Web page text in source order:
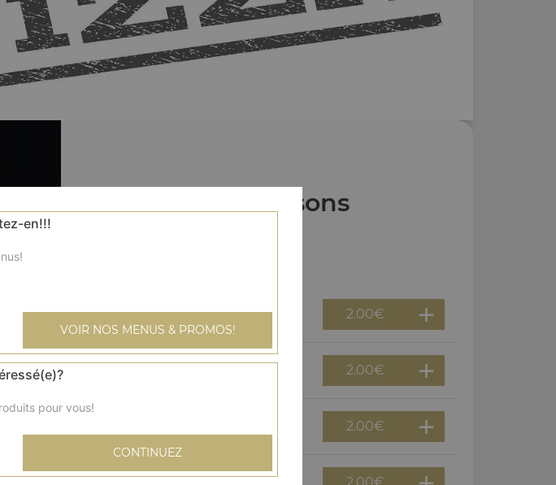
Nos Boissons
2.00€
2.00€
2.00€
en!!!
VOIR NOS MENUS & PROMOS!
pour vous!
CONTINUEZ